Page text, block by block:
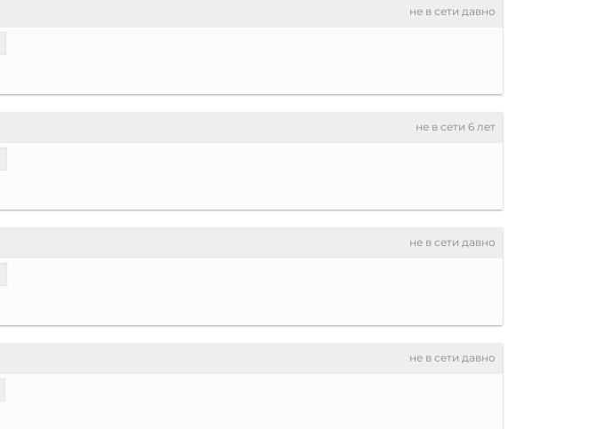
не в сети давно
не в сети 6 лет
не в сети давно
не в сети давно